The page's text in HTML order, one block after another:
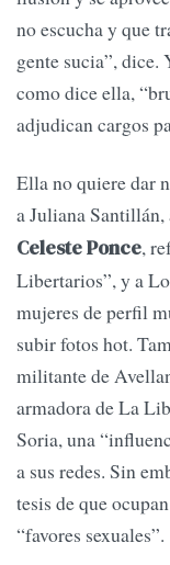
no escucha y que
gente sucia”, dice.
como dice ella,
adjudican cargos
Ella no quiere dar
a Juliana Santillán,
Celeste Ponce,
Libertarios”, y a
mujeres de perfil
subir fotos hot.
militante de
armadora de La
Soria, una
a sus redes. Sin
tesis de que
“favores sexuales”.